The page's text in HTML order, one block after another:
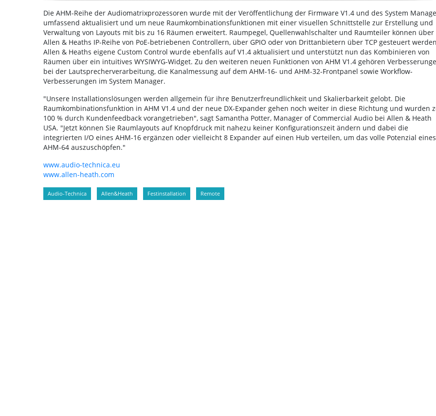
Die AHM-Reihe der Audiomatrixprozessoren wurde mit der Veröffentlichung der Firmware V1.4 und des System
umfassend aktualisiert und um neue Raumkombinationsfunktionen mit einer visuellen Schnittstelle zur Erstellung und
Verwaltung von Layouts mit bis zu 16 Räumen erweitert. Raumpegel, Quellenwahlschalter und Raumteiler können über
Allen & Heaths IP-Reihe von PoE-betriebenen Controllern, über GPIO oder von Drittanbietern über TCP gesteuert
Allen & Heaths eigene Custom Control wurde ebenfalls auf V1.4 aktualisiert und unterstützt nun das Kombinieren von
Räumen über ein intuitives WYSIWYG-Widget. Zu den weiteren neuen Funktionen von AHM V1.4 gehören
bei der Lautsprecherverarbeitung, die Kanalmessung auf dem AHM-16- und AHM-32-Frontpanel sowie Workflow-
Verbesserungen im System Manager.
"Unsere Installationslösungen werden allgemein für ihre Benutzerfreundlichkeit und Skalierbarkeit gelobt. Die
Raumkombinationsfunktion in AHM V1.4 und der neue DX-Expander gehen noch weiter in diese Richtung und wurden
100 % durch Kundenfeedback vorangetrieben", sagt Samantha Potter, Manager of Commercial Audio bei Allen & Heath
USA. "Jetzt können Sie Raumlayouts auf Knopfdruck mit nahezu keiner Konfigurationszeit ändern und dabei die
integrierten I/O eines AHM-16 ergänzen oder vielleicht 8 Expander auf einen Hub verteilen, um das volle Potenzial eines
AHM-64 auszuschöpfen."
www.audio-technica.eu
www.allen-heath.com
Audio-Technica Allen&Heath Festinstallation Remote